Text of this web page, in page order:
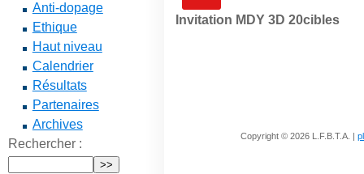
Anti-dopage
Ethique
Haut niveau
Calendrier
Résultats
Partenaires
Archives
Rechercher :
Invitation MDY 3D 20cibles
Copyright © 2026 L.F.B.T.A. |